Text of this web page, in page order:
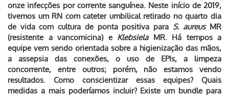
onze infecções por corrente sanguínea. Neste início de 2019,
tivemos um RN com cateter umbilical retirado no quarto dia
de vida com cultura de ponta positiva para S. aureusMR
(resistente a vancomicina) e Klebsiela MR. Há tempos a
equipe vem sendo orientada sobre a higienização das mãos,
a assepsia das conexões, o uso de EPIs, a limpeza
concorrente, entre outros; porém, não estamos vendo
resultados. Como conscientizar essas equipes? Quais
medidas a mais poderíamos incluir? Existe um bundle para